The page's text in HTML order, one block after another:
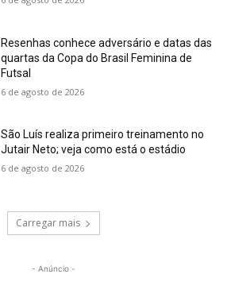
Resenhas conhece adversário e datas das
quartas da Copa do Brasil Feminina de
Futsal
6 de agosto de 2026
São Luís realiza primeiro treinamento no
Jutair Neto; veja como está o estádio
6 de agosto de 2026
Carregar mais
- Anúncio -